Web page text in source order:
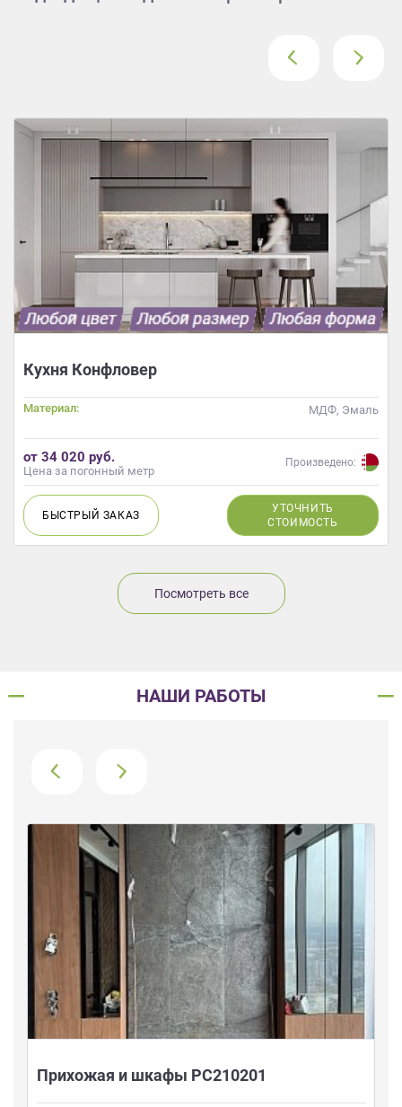
Кухня Конфловер
Материал: МДФ, Эмаль
от 34 020 руб.
Цена за погонный метр
Произведено:
БЫСТРЫЙ ЗАКАЗ
УТОЧНИТЬ
СТОИМОСТЬ
Посмотреть все
НАШИ РАБОТЫ
Прихожая и шкафы РС210201